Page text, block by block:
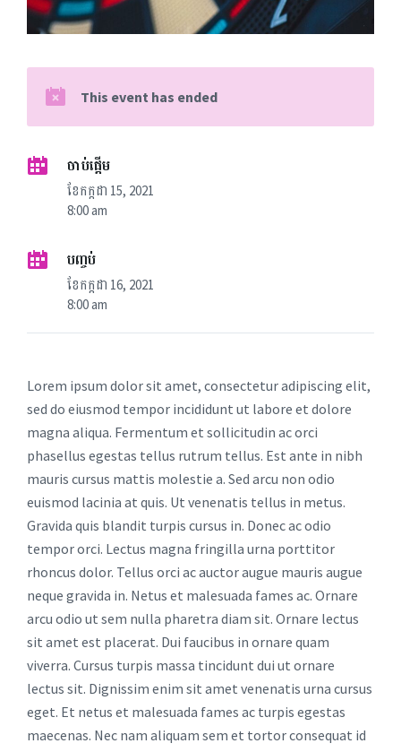
This event has ended
ចាប់ផ្តើម
ខែ​កក្កដា 15, 2021
8:00 am
បញ្ចប់
ខែ​កក្កដា 16, 2021
8:00 am
Lorem ipsum dolor sit amet, consectetur adipiscing elit,
sed do eiusmod tempor incididunt ut labore et dolore
magna aliqua. Fermentum et sollicitudin ac orci
phasellus egestas tellus rutrum tellus. Est ante in nibh
mauris cursus mattis molestie a. Sed arcu non odio
euismod lacinia at quis. Ut venenatis tellus in metus.
Gravida quis blandit turpis cursus in. Donec ac odio
tempor orci. Lectus magna fringilla urna porttitor
rhoncus dolor. Tellus orci ac auctor augue mauris augue
neque gravida in. Netus et malesuada fames ac. Ornare
arcu odio ut sem nulla pharetra diam sit. Ornare lectus
sit amet est placerat. Dui faucibus in ornare quam
viverra. Cursus turpis massa tincidunt dui ut ornare
lectus sit. Dignissim enim sit amet venenatis urna cursus
eget. Et netus et malesuada fames ac turpis egestas
maecenas. Nec nam aliquam sem et tortor consequat id